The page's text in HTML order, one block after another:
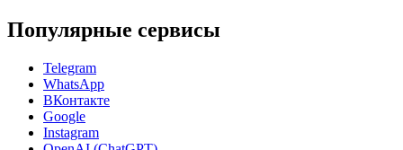
Популярные сервисы
Telegram
WhatsApp
ВКонтакте
Google
Instagram